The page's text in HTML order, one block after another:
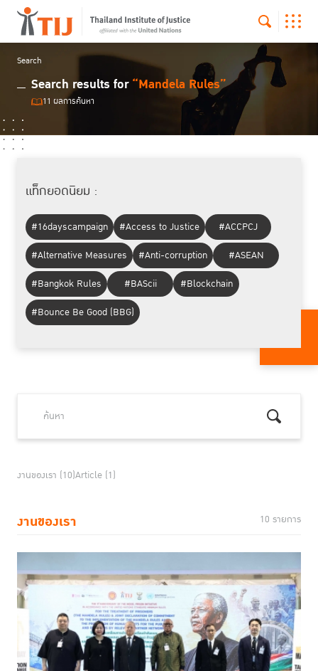
Search
Search results for“Mandela Rules”
11 ผลการค้นหา
แท็กยอดนิยม :
#16dayscampaign #Access to Justice
#ACCPCJ
#Alternative Measures
#Anti-corruption
#ASEAN
#Bangkok Rules
#BAScii
#Blockchain
#Bounce Be Good (BBG)
งานของเรา (10)Article (1)
งานของเรา 10 รายการ